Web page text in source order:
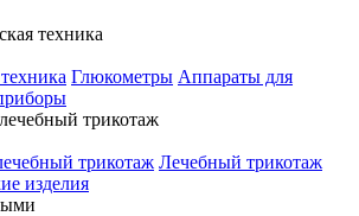
техника
Глюкометры Аппараты для
трикотаж
трикотаж Лечебный трикотаж
изделия